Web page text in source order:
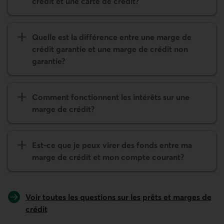
Quelle est la différence entre une marge de
crédit garantie et une marge de crédit non
garantie?
Comment fonctionnent les intérêts sur une
marge de crédit?
Est-ce que je peux virer des fonds entre ma
marge de crédit et mon compte courant?
Voir toutes les questions sur les prêts et marges de
crédit